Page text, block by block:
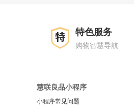
特色服务
购物智慧导航
慧联良品小程序
小程序常见问题